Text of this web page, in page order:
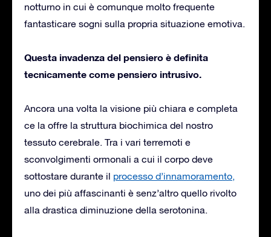
notturno in cui è comunque molto frequente
fantasticare sogni sulla propria situazione emotiva.
Questa invadenza del pensiero è definita
tecnicamente come pensiero intrusivo.
Ancora una volta la visione più chiara e completa
ce la offre la struttura biochimica del nostro
tessuto cerebrale. Tra i vari terremoti e
sconvolgimenti ormonali a cui il corpo deve
sottostare durante il processo d’innamoramento,
uno dei più affascinanti è senz’altro quello rivolto
alla drastica diminuzione della serotonina.